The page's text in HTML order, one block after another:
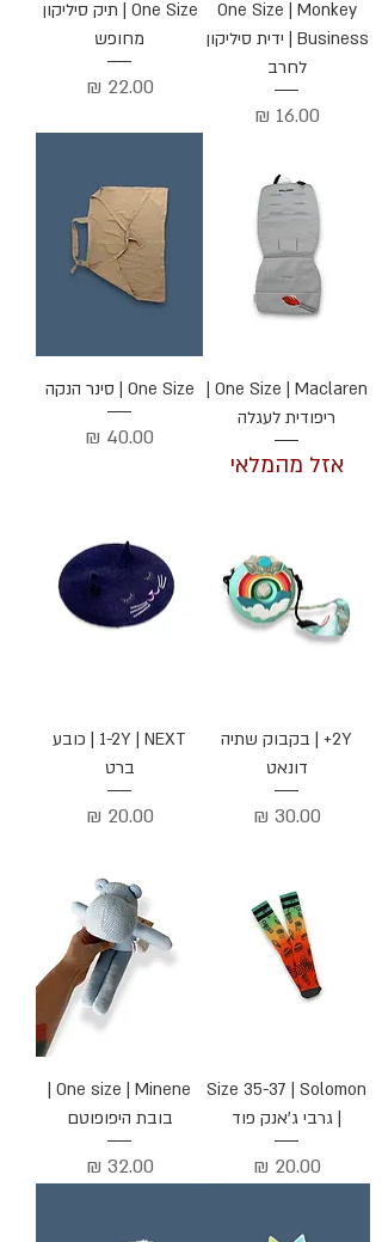
One Size | Monkey
Business | ידית סיליקון
לחרב
מחיר
One Size | תיק סיליקון
מחופש
מחיר
One Size | Maclaren |
ריפודית לעגלה
אזל מהמלאי
One Size | סינר הנקה
מחיר
2Y+ | בקבוק שתיה
דונאט
מחיר
1-2Y | NEXT | כובע
ברט
מחיר
Size 35-37 | Solomon
| גרבי ג'אנק פוד
מחיר
One size | Minene |
בובת היפופוטם
מחיר